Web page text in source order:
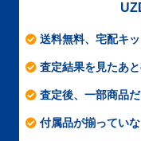
送料無料、宅配キ
査定結果を見たあ
査定後、一部商品
付属品が揃ってい